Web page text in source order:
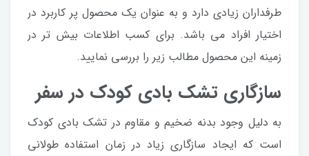
طرفداران زیادی دارد و به عنوان یک محصول پر کاربرد در
اختیار افراد می باشد. برای کسب اطلاعات بیش تر در
زمینه این محصول مطالب زیر را بررسی نمایید.
سازگاری تشک بادی کودک در سفر
به دلیل وجود بدنه ضخیم و مقاوم در تشک بادی کودک
است که ایجاد سازگاری زیاد در زمان استفاده طولانی